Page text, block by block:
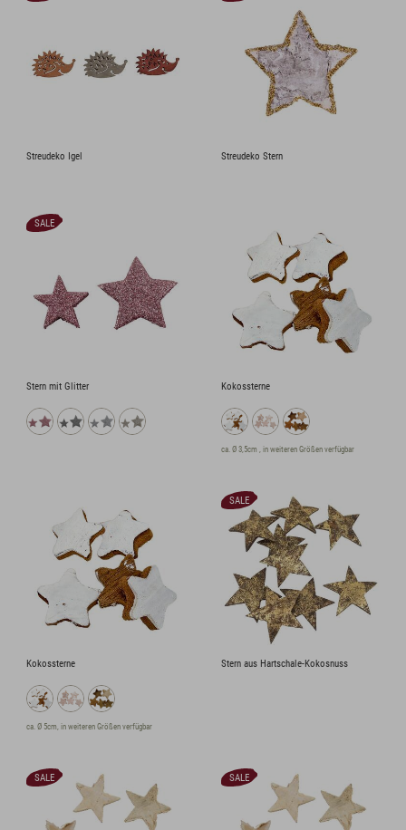
Streudeko Igel Streudeko Stern
SALE
Stern mit Glitter Kokossterne
ca. Ø 3,5cm , in weiteren Größen verfügbar
Kokossterne
ca. Ø 5cm, in weiteren Größen verfügbar
SALE
Stern aus Hartschale-Kokosnuss
SALE SALE